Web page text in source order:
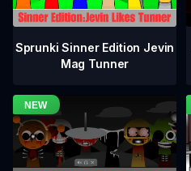
Sprunki Sinner Edition Jevin
Mag Tunner